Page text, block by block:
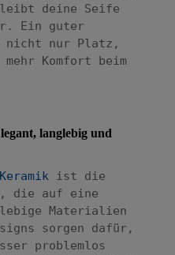
deine Seife
Ein guter
nicht nur Platz,
Komfort beim
langlebig und
ist die
die auf eine
Materialien
sorgen dafür,
problemlos